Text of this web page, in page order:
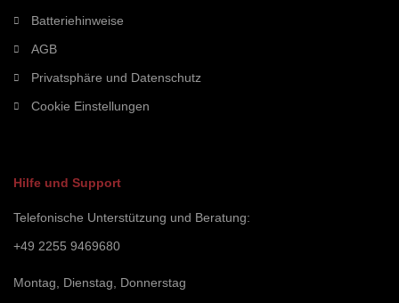
Batteriehinweise
AGB
Privatsphäre und Datenschutz
Cookie Einstellungen
Hilfe und Support
Telefonische Unterstützung und Beratung:
+49 2255 9469680
Montag, Dienstag, Donnerstag